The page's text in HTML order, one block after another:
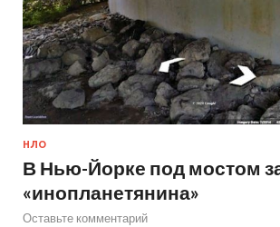
НЛО
В Нью-Йорке под мостом
«инопланетянина»
Оставьте комментарий